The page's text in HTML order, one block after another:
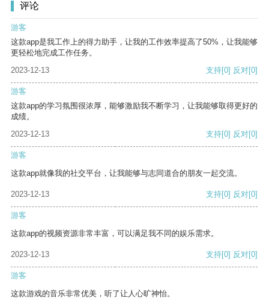
评论
游客
这款app是我工作上的得力助手，让我的工作效率提高了50%，让我能够
更轻松地完成工作任务。
2023-12-13
支持[0] 反对[0]
游客
这款app的学习氛围很浓厚，能够激励我不断学习，让我能够取得更好的
成绩。
2023-12-13
支持[0] 反对[0]
游客
这款app就像我的社交平台，让我能够与志同道合的朋友一起交流。
2023-12-13 支持[0] 反对[0]
游客
这款app的视频资源非常丰富，可以满足我不同的娱乐需求。
2023-12-13 支持[0] 反对[0]
游客
这款游戏的音乐非常优美，听了让人心旷神怡。